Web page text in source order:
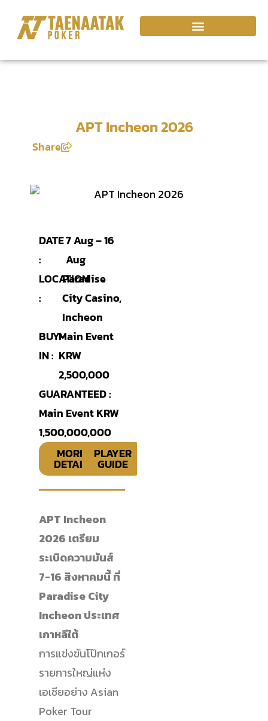
APT Incheon 2026
Share
DATE
:
7 Aug – 16
Aug
LOCATION
:
Paradise
City Casino,
Incheon
BUY-
IN :
Main Event
KRW
2,500,000
GUARANTEED :
Main Event KRW
1,500,000,000
MORE
DETAIL
PLAYER
GUIDE
APT Incheon
2026 เตรียม
ระเบิดความมันส์
7-16 สิงหาคมนี้ ที่
Paradise City
Incheon ประเทศ
เกาหลีใต้
การแข่งขันโป๊กเกอร์
รายการใหญ่แห่ง
เอเชียอย่าง Asian
Poker Tour